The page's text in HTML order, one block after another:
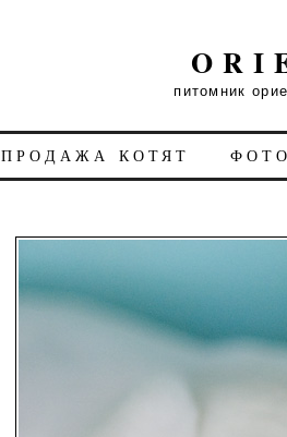
питомник
ПРОДАЖА КОТЯТ